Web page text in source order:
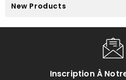
New Products
Inscription À